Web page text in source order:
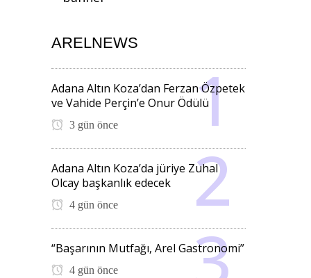
ARELNEWS
Adana Altın Koza’dan Ferzan Özpetek
ve Vahide Perçin’e Onur Ödülü
3 gün önce
Adana Altın Koza’da jüriye Zuhal
Olcay başkanlık edecek
4 gün önce
“Başarının Mutfağı, Arel Gastronomi”
4 gün önce